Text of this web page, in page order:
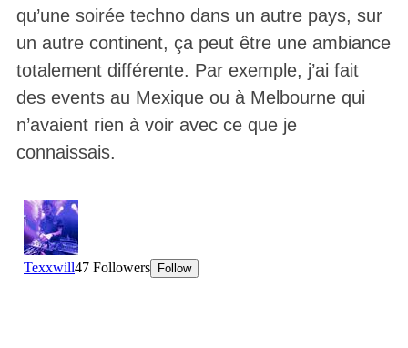
qu’une soirée techno dans un autre pays, sur
un autre continent, ça peut être une ambiance
totalement différente. Par exemple, j’ai fait
des events au Mexique ou à Melbourne qui
n’avaient rien à voir avec ce que je
connaissais.